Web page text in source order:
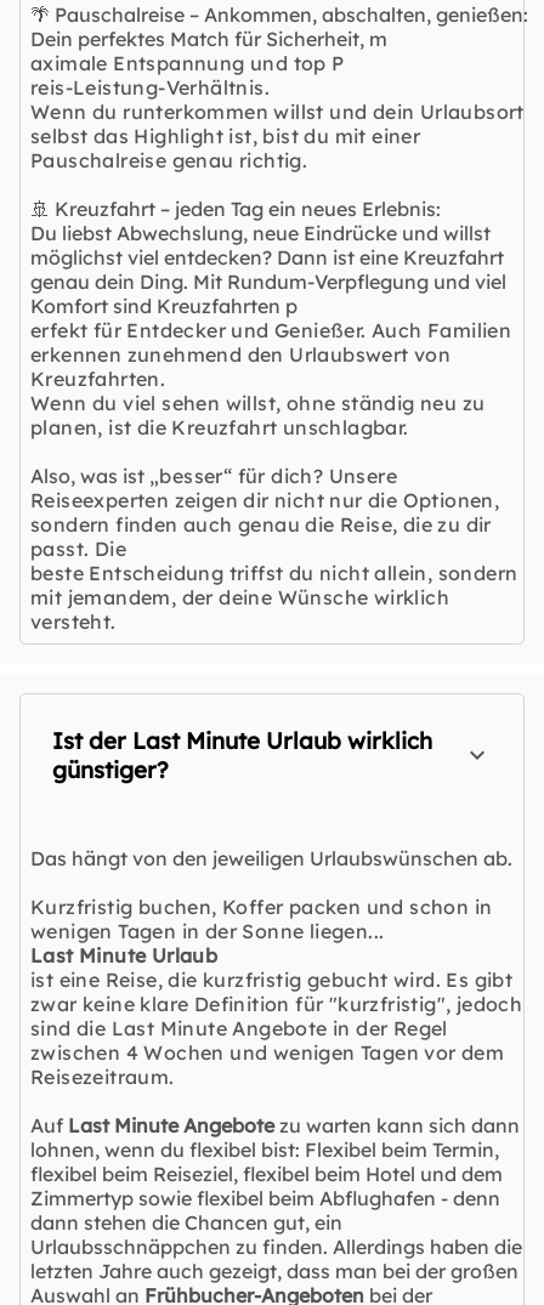
🌴 Pauschalreise – Ankommen, abschalten, genießen:
Dein perfektes Match für Sicherheit, m
aximale Entspannung und top P
reis-Leistung-Verhältnis.
Wenn du runterkommen willst und dein Urlaubsort
selbst das Highlight ist, bist du mit einer
Pauschalreise genau richtig.
🚢 Kreuzfahrt – jeden Tag ein neues Erlebnis:
Du liebst Abwechslung, neue Eindrücke und willst
möglichst viel entdecken? Dann ist eine Kreuzfahrt
genau dein Ding. Mit Rundum-Verpflegung und viel
Komfort sind Kreuzfahrten p
erfekt für Entdecker und Genießer. Auch Familien
erkennen zunehmend den Urlaubswert von
Kreuzfahrten.
Wenn du viel sehen willst, ohne ständig neu zu
planen, ist die Kreuzfahrt unschlagbar.
Also, was ist „besser“ für dich? Unsere
Reiseexperten zeigen dir nicht nur die Optionen,
sondern finden auch genau die Reise, die zu dir
passt. Die
beste Entscheidung triffst du nicht allein, sondern
mit jemandem, der deine Wünsche wirklich
versteht.
Ist der Last Minute Urlaub wirklich
günstiger?
Das hängt von den jeweiligen Urlaubswünschen ab.
Kurzfristig buchen, Koffer packen und schon in
wenigen Tagen in der Sonne liegen...
Last Minute Urlaub
ist eine Reise, die kurzfristig gebucht wird. Es gibt
zwar keine klare Definition für "kurzfristig", jedoch
sind die Last Minute Angebote in der Regel
zwischen 4 Wochen und wenigen Tagen vor dem
Reisezeitraum.
Auf Last Minute Angebotezu warten kann sich dann
lohnen, wenn du flexibel bist: Flexibel beim Termin,
flexibel beim Reiseziel, flexibel beim Hotel und dem
Zimmertyp sowie flexibel beim Abflughafen - denn
dann stehen die Chancen gut, ein
Urlaubsschnäppchen zu finden. Allerdings haben die
letzten Jahre auch gezeigt, dass man bei der großen
Auswahl an Frühbucher-Angeboten bei der